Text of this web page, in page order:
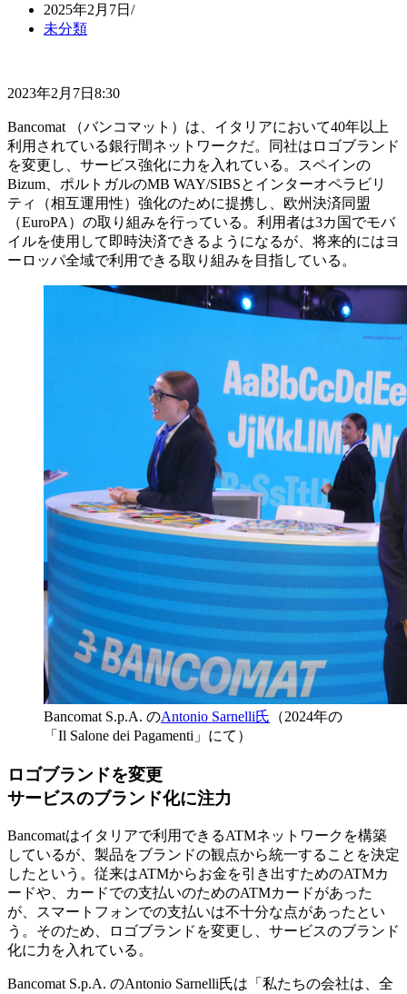
2025年2月7日
未分類
2023年2月7日8:30
Bancomat （バンコマット）は、イタリアにおいて40年以上
利用されている銀行間ネットワークだ。同社はロゴブランド
を変更し、サービス強化に力を入れている。スペインの
Bizum、ポルトガルのMB WAY/SIBSとインターオペラビリ
ティ（相互運用性）強化のために提携し、欧州決済同盟
（EuroPA）の取り組みを行っている。利用者は3カ国でモバ
イルを使用して即時決済できるようになるが、将来的にはヨ
ーロッパ全域で利用できる取り組みを目指している。
Bancomat S.p.A. のAntonio Sarnelli氏 （2024年の
「Il Salone dei Pagamenti」にて）
ロゴブランドを変更
サービスのブランド化に注力
Bancomatはイタリアで利用できるATMネットワークを構築
しているが、製品をブランドの観点から統一することを決定
したという。従来はATMからお金を引き出すためのATMカ
ードや、カードでの支払いのためのATMカードがあった
が、スマートフォンでの支払いは不十分な点があったとい
う。そのため、ロゴブランドを変更し、サービスのブランド
化に力を入れている。
Bancomat S.p.A. のAntonio Sarnelli氏は「私たちの会社は、全